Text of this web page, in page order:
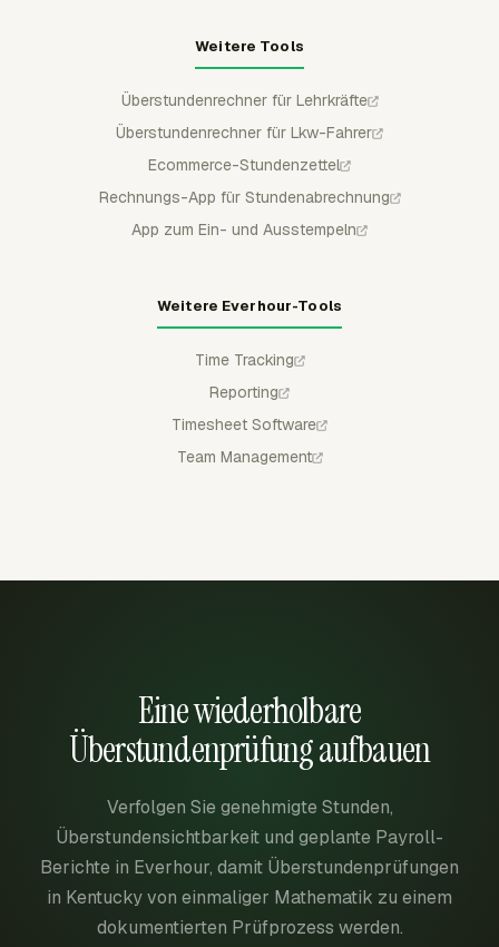
Weitere Tools
Überstundenrechner für Lehrkräfte
Überstundenrechner für Lkw-Fahrer
Ecommerce-Stundenzettel
Rechnungs-App für Stundenabrechnung
App zum Ein- und Ausstempeln
Weitere Everhour-Tools
Time Tracking
Reporting
Timesheet Software
Team Management
Eine wiederholbare
Überstundenprüfung aufbauen
Verfolgen Sie genehmigte Stunden,
Überstundensichtbarkeit und geplante Payroll-
Berichte in Everhour, damit Überstundenprüfungen
in Kentucky von einmaliger Mathematik zu einem
dokumentierten Prüfprozess werden.